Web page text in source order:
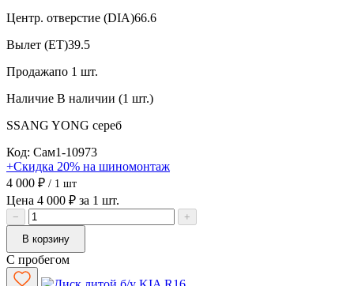
Центр. отверстие (DIA)66.6
Вылет (ET)39.5
Продажапо 1 шт.
Наличие В наличии (1 шт.)
SSANG YONG сереб
Код: Сам1-10973
+Скидка 20% на шиномонтаж
4 000 ₽ / 1 шт
Цена 4 000 ₽ за 1 шт.
−
+
В корзину
С пробегом